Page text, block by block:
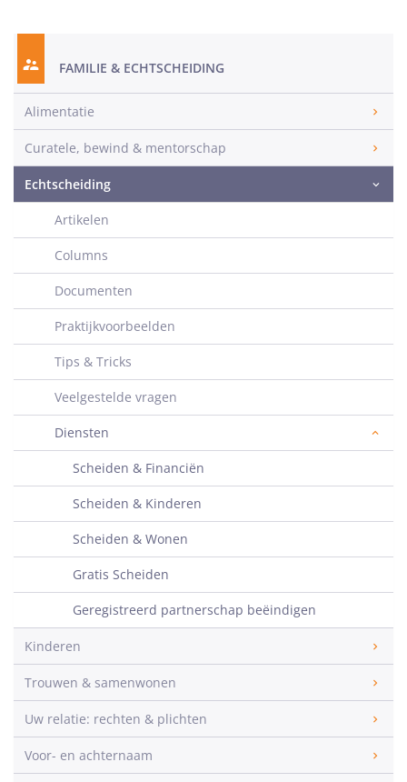
FAMILIE & ECHTSCHEIDING
Alimentatie
Curatele, bewind & mentorschap
Echtscheiding
Artikelen
Columns
Documenten
Praktijkvoorbeelden
Tips & Tricks
Veelgestelde vragen
Diensten
Scheiden & Financiën
Scheiden & Kinderen
Scheiden & Wonen
Gratis Scheiden
Geregistreerd partnerschap beëindigen
Kinderen
Trouwen & samenwonen
Uw relatie: rechten & plichten
Voor- en achternaam